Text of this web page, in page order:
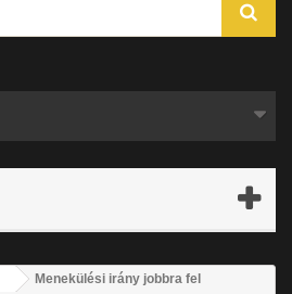
Menekülési irány jobbra fel